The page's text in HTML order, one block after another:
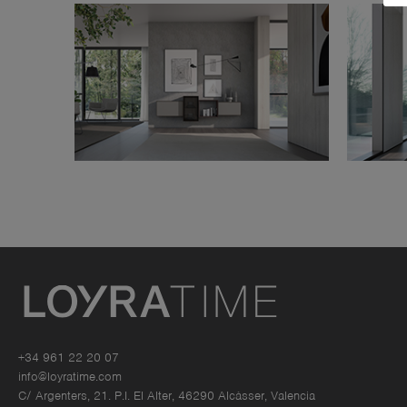
+34 961 22 20 07
info@loyratime.com
C/ Argenters, 21. P.I. El Alter, 46290 Alcàsser, Valencia